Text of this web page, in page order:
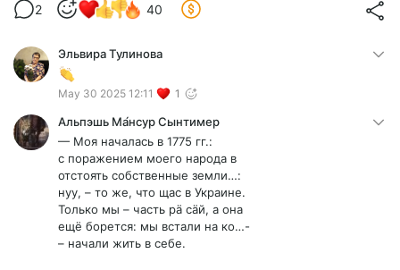
2 40
Эльвира Тулинова
May 30 2025 12:11 1
Альпэшь Ма́нсур Сынтимер
— Моя началась в 1775 гг.:
с поражением моего народа в
отстоять собственные земли…:
нуу, – то же, что щас в Украине.
Только мы – часть рä сäй, а она
ещё борется: мы встали на ко…-
– начали жить в себе.